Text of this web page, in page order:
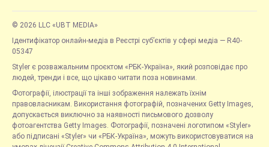
© 2026 LLC «UBT MEDIA»
Ідентифікатор онлайн-медіа в Реєстрі суб’єктів у сфері медіа — R40-
05347
Styler є розважальним проєктом «РБК-Україна», який розповідає про
людей, тренди і все, що цікаво читати поза новинами.
Фотографії, ілюстрації та інші зображення належать їхнім
правовласникам. Використання фотографій, позначених Getty Images,
допускається виключно за наявності письмового дозволу
фотоагентства Getty Images. Фотографії, позначені логотипом «Styler»
або підписані «Styler» чи «РБК-Україна», можуть використовуватися на